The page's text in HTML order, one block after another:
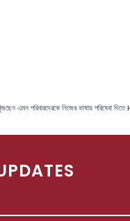
এমন পরিবারদেরকে নিজের ভাষায় পরিষেবা